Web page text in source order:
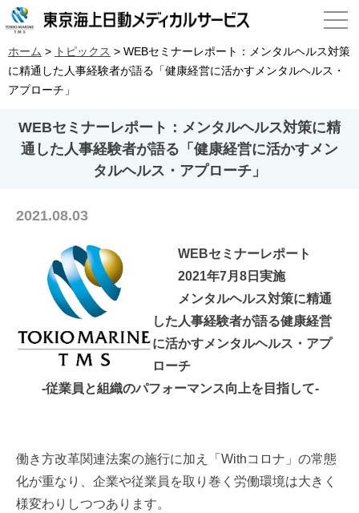
ホーム > トピックス > WEBセミナーレポート：メンタルヘルス対策
に精通した人事経験者が語る「健康経営に活かすメンタルヘルス・
アプローチ」
WEBセミナーレポート：メンタルヘルス対策に精
通した人事経験者が語る「健康経営に活かすメン
タルヘルス・アプローチ」
2021.08.03
WEBセミナーレポート
2021年7月8日実施
メンタルヘルス対策に精通
した人事経験者が語る健康経営
に活かすメンタルヘルス・アプ
ローチ
-従業員と組織のパフォーマンス向上を目指して-
働き方改革関連法案の施行に加え「Withコロナ」の常態
化が重なり、企業や従業員を取り巻く労働環境は大きく
様変わりしつつあります。